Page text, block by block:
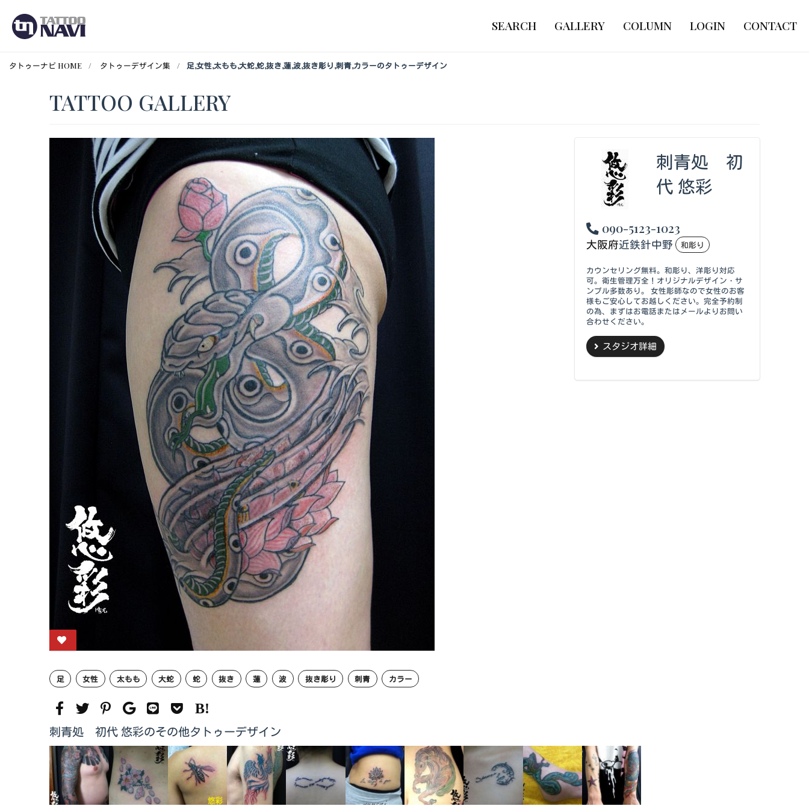
SEARCH GALLERY COLUMN LOGIN CONTACT
タトゥーナビ HOME タトゥーデザイン集 足,女性,太もも,大蛇,蛇,抜き,蓮,波,抜き彫り,刺青,カラーのタトゥーデザイン
TATTOO GALLERY
刺青処 初
代 悠彩
090-5123-1023
大阪府近鉄針中野 和彫り
カウンセリング無料。和彫り、洋彫り対応
可。衛生管理万全！オリジナルデザイン・サ
ンプル多数あり。 女性彫師なので女性のお客
様もご安心してお越しください。完全予約制
の為、まずはお電話またはメールよりお問い
合わせください。
スタジオ詳細
足 女性 太もも 大蛇 蛇 抜き 蓮 波 抜き彫り 刺青 カラー
刺青処 初代 悠彩のその他タトゥーデザイン